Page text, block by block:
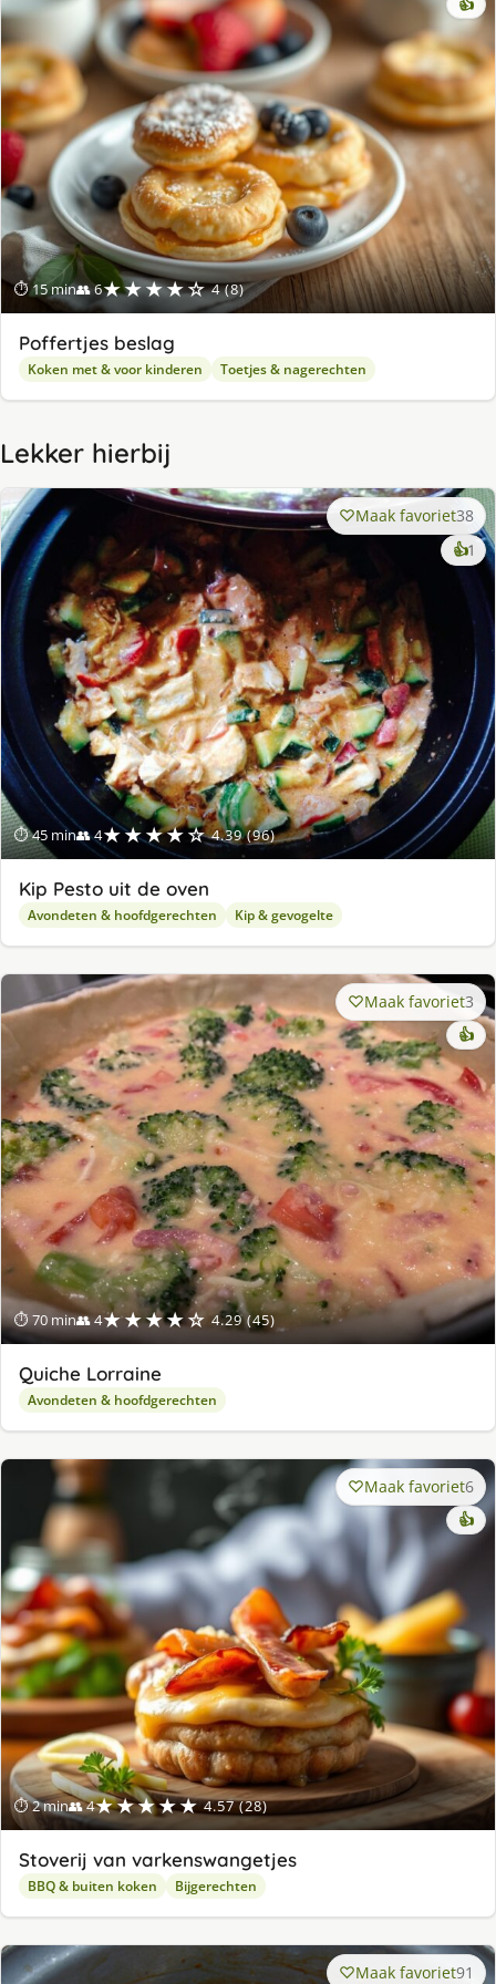
⏱ 15 min👥 6★★★★☆ 4 (8)
Poffertjes beslag
Koken met & voor kinderen Toetjes & nagerechten
Lekker hierbij
⏱ 45 min👥 4★★★★☆ 4.39 (96)
Maak favoriet38
👍1
Kip Pesto uit de oven
Avondeten & hoofdgerechten Kip & gevogelte
⏱ 70 min👥 4★★★★☆ 4.29 (45)
Maak favoriet3
👍
Quiche Lorraine
Avondeten & hoofdgerechten
⏱ 2 min👥 4★★★★★ 4.57 (28)
Maak favoriet6
👍
Stoverij van varkenswangetjes
BBQ & buiten koken Bijgerechten
Maak favoriet91